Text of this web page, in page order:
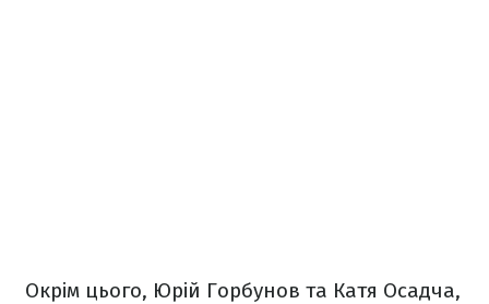
Окрім цього, Юрій Горбунов та Катя Осадча,